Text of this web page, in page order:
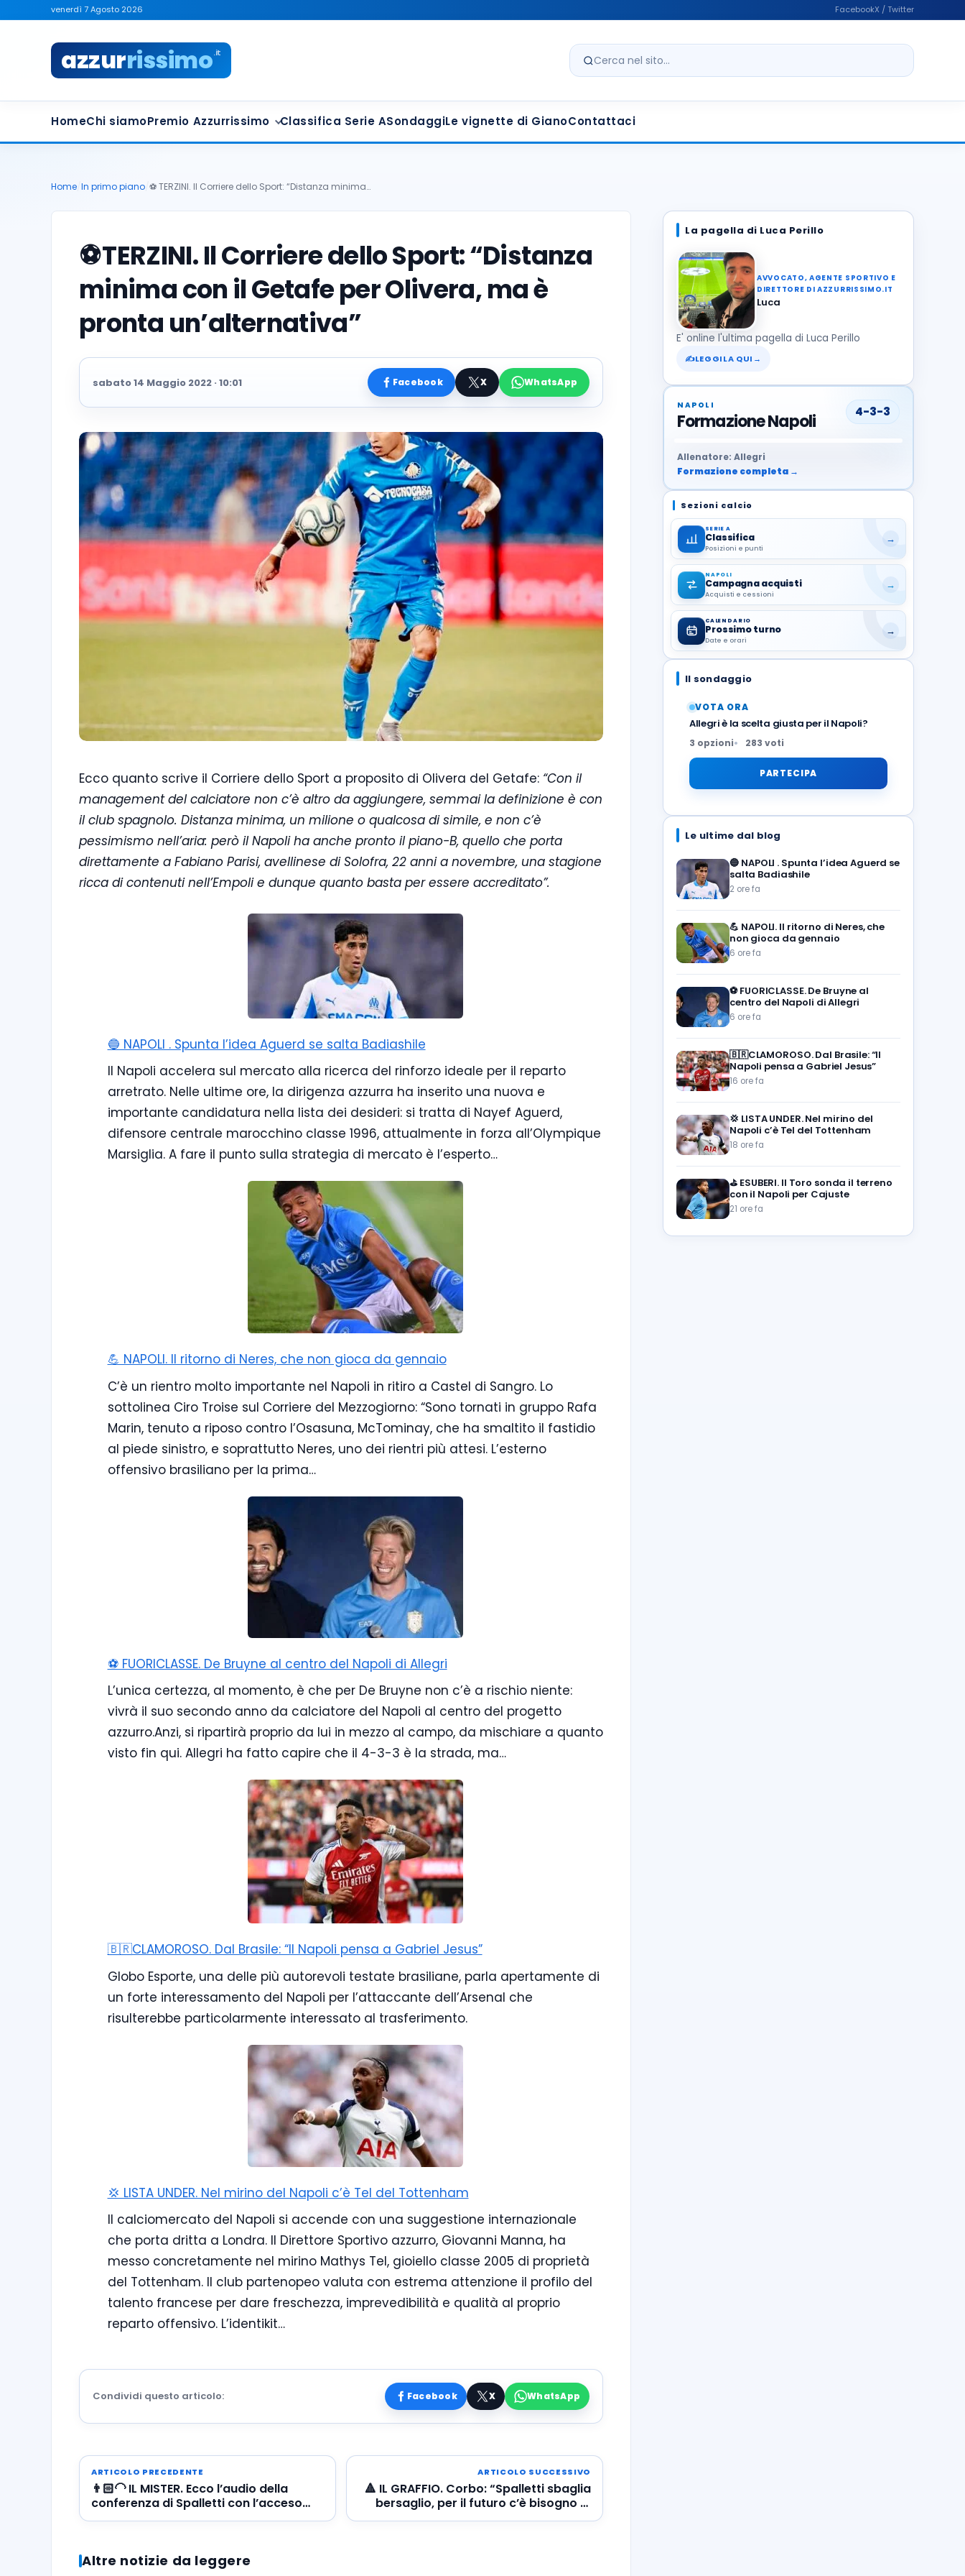
venerdì 7 Agosto 2026 FacebookX / Twitter
azzurrissimo.it
Cerca nel sito
HomeChi siamoPremio Azzurrissimo Classifica Serie ASondaggiLe vignette di GianoContattaci
Home In primo piano ⚽️ TERZINI. Il Corriere dello Sport: “Distanza minima…
⚽️TERZINI. Il Corriere dello Sport: “Distanza
minima con il Getafe per Olivera, ma è
pronta un’alternativa”
sabato 14 Maggio 2022 · 10:01 Facebook X WhatsApp
Ecco quanto scrive il Corriere dello Sport a proposito di Olivera del Getafe: “Con il
management del calciatore non c’è altro da aggiungere, semmai la definizione è con
il club spagnolo. Distanza minima, un milione o qualcosa di simile, e non c’è
pessimismo nell’aria: però il Napoli ha anche pronto il piano-B, quello che porta
direttamente a Fabiano Parisi, avellinese di Solofra, 22 anni a novembre, una stagione
ricca di contenuti nell’Empoli e dunque quanto basta per essere accreditato”.
🔵 NAPOLI . Spunta l’idea Aguerd se salta Badiashile
Il Napoli accelera sul mercato alla ricerca del rinforzo ideale per il reparto
arretrato. Nelle ultime ore, la dirigenza azzurra ha inserito una nuova e
importante candidatura nella lista dei desideri: si tratta di Nayef Aguerd,
difensore centrale marocchino classe 1996, attualmente in forza all’Olympique
Marsiglia. A fare il punto sulla strategia di mercato è l’esperto…
💪 NAPOLI. Il ritorno di Neres, che non gioca da gennaio
C’è un rientro molto importante nel Napoli in ritiro a Castel di Sangro. Lo
sottolinea Ciro Troise sul Corriere del Mezzogiorno: “Sono tornati in gruppo Rafa
Marin, tenuto a riposo contro l’Osasuna, McTominay, che ha smaltito il fastidio
al piede sinistro, e soprattutto Neres, uno dei rientri più attesi. L’esterno
offensivo brasiliano per la prima…
⚽️ FUORICLASSE. De Bruyne al centro del Napoli di Allegri
L’unica certezza, al momento, è che per De Bruyne non c’è a rischio niente:
vivrà il suo secondo anno da calciatore del Napoli al centro del progetto
azzurro.Anzi, si ripartirà proprio da lui in mezzo al campo, da mischiare a quanto
visto fin qui. Allegri ha fatto capire che il 4-3-3 è la strada, ma…
🇧🇷CLAMOROSO. Dal Brasile: “Il Napoli pensa a Gabriel Jesus”
Globo Esporte, una delle più autorevoli testate brasiliane, parla apertamente di
un forte interessamento del Napoli per l’attaccante dell’Arsenal che
risulterebbe particolarmente interessato al trasferimento.
💢 LISTA UNDER. Nel mirino del Napoli c’è Tel del Tottenham
Il calciomercato del Napoli si accende con una suggestione internazionale
che porta dritta a Londra. Il Direttore Sportivo azzurro, Giovanni Manna, ha
messo concretamente nel mirino Mathys Tel, gioiello classe 2005 di proprietà
del Tottenham. Il club partenopeo valuta con estrema attenzione il profilo del
talento francese per dare freschezza, imprevedibilità e qualità al proprio
reparto offensivo. L’identikit…
Condividi questo articolo: Facebook X WhatsApp
ARTICOLO PRECEDENTE
👨🏻‍🦲 IL MISTER. Ecco l’audio della
conferenza di Spalletti con l’acceso
confronto con i giornalisti
ARTICOLO SUCCESSIVO
🔺 IL GRAFFIO. Corbo: “Spalletti sbaglia
bersaglio, per il futuro c’è bisogno di
chiarezza”
Altre notizie da leggere
La pagella di Luca Perillo
AVVOCATO, AGENTE SPORTIVO E
DIRETTORE DI AZZURRISSIMO.IT
Luca
E' online l'ultima pagella di Luca Perillo
✍LEGGILA QUI →
NAPOLI
Formazione Napoli 4-3-3
Allenatore: Allegri
Formazione completa →
Sezioni calcio
SERIE A
Classifica
Posizioni e punti
→
NAPOLI
Campagna acquisti
Acquisti e cessioni
→
CALENDARIO
Prossimo turno
Date e orari
→
Il sondaggio
VOTA ORA
Allegri è la scelta giusta per il Napoli?
3 opzioni 283 voti
PARTECIPA
Le ultime dal blog
🔵 NAPOLI . Spunta l’idea Aguerd se
salta Badiashile
2 ore fa
💪 NAPOLI. Il ritorno di Neres, che
non gioca da gennaio
6 ore fa
⚽️ FUORICLASSE. De Bruyne al
centro del Napoli di Allegri
6 ore fa
🇧🇷CLAMOROSO. Dal Brasile: “Il
Napoli pensa a Gabriel Jesus”
16 ore fa
💢 LISTA UNDER. Nel mirino del
Napoli c’è Tel del Tottenham
18 ore fa
⛳ ESUBERI. Il Toro sonda il terreno
con il Napoli per Cajuste
21 ore fa